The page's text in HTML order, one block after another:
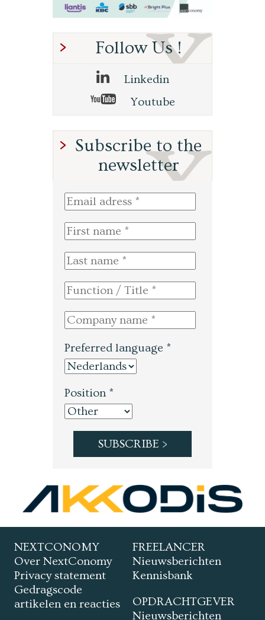
Follow Us !
Linkedin
Youtube
Subscribe to the
newsletter
Preferred language *
Position *
NEXTCONOMY
Over NextConomy
Privacy statement
Gedragscode
artikelen en reacties
FREELANCER
Nieuwsberichten
Kennisbank
OPDRACHTGEVER
Nieuwsberichten